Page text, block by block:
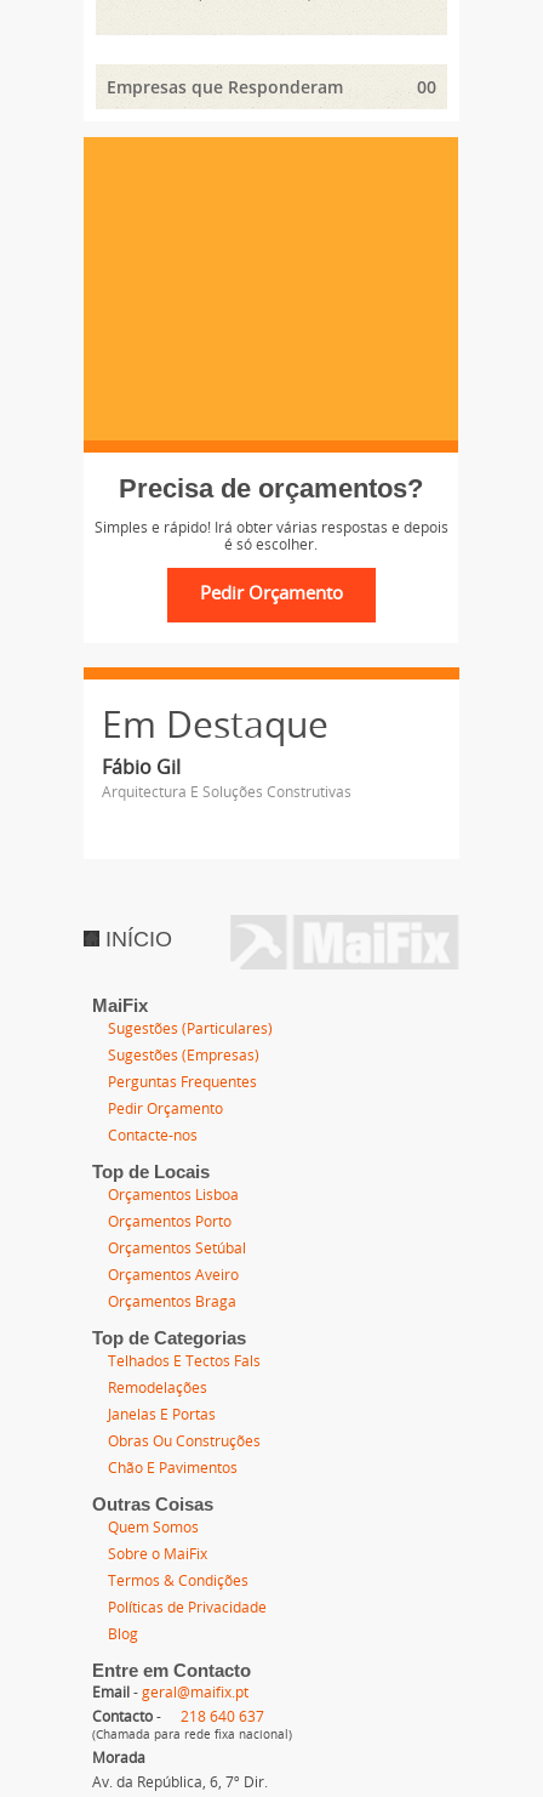
Empresas que Responderam 00
Precisa de orçamentos?
Simples e rápido! Irá obter várias respostas e depois
é só escolher.
Em Destaque
Fábio Gil
Arquitectura E Soluções Construtivas
INÍCIO
MaiFix
Sugestões (Particulares)
Sugestões (Empresas)
Perguntas Frequentes
Pedir Orçamento
Contacte-nos
Top de Locais
Orçamentos Lisboa
Orçamentos Porto
Orçamentos Setúbal
Orçamentos Aveiro
Orçamentos Braga
Top de Categorias
Telhados E Tectos Fals
Remodelações
Janelas E Portas
Obras Ou Construções
Chão E Pavimentos
Outras Coisas
Quem Somos
Sobre o MaiFix
Termos & Condições
Políticas de Privacidade
Blog
Entre em Contacto
Email - geral@maifix.pt
Contacto - 218 640 637
(Chamada para rede fixa nacional)
Morada
Av. da República, 6, 7º Dir.